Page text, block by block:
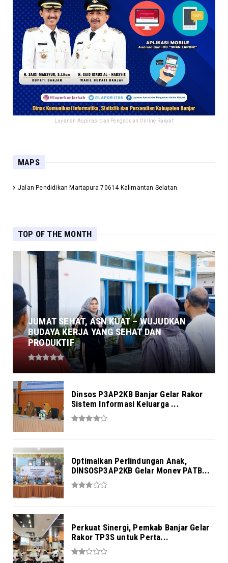
Layanan Aspirasi dan Pengaduan Online Rakyat
MAPS
Jalan Pendidikan Martapura 70614 Kalimantan Selatan
TOP OF THE MONTH
JUMAT SEHAT, ASN KUAT – WUJUDKAN
BUDAYA KERJA YANG SEHAT DAN
PRODUKTIF
Dinsos P3AP2KB Banjar Gelar Rakor
Sistem Informasi Keluarga ...
Optimalkan Perlindungan Anak,
DINSOSP3AP2KB Gelar Monev PATB...
Perkuat Sinergi, Pemkab Banjar Gelar
Rakor TP3S untuk Perta...